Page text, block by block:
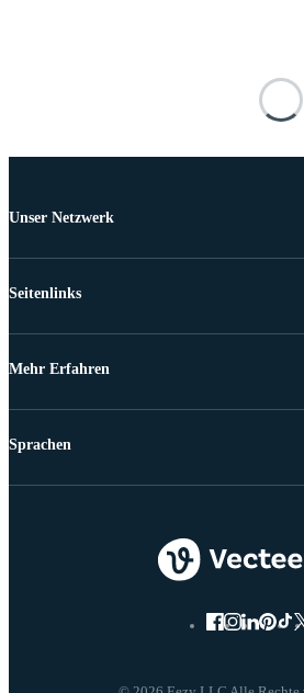
Unser Netzwerk
Seitenlinks
Mehr Erfahren
Sprachen